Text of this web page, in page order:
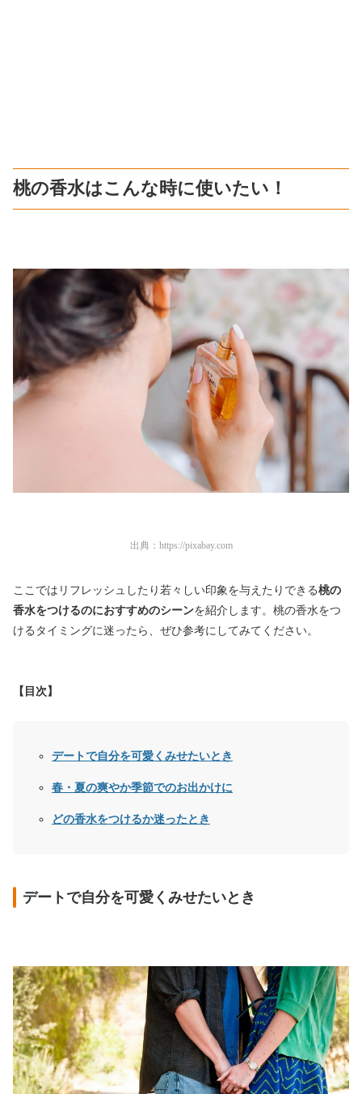
桃の香水はこんな時に使いたい！
出典： https://pixabay.com
ここではリフレッシュしたり若々しい印象を与えたりできる桃の
香水をつけるのにおすすめのシーンを紹介します。桃の香水をつ
けるタイミングに迷ったら、ぜひ参考にしてみてください。
【目次】
デートで自分を可愛くみせたいとき
春・夏の爽やか季節でのお出かけに
どの香水をつけるか迷ったとき
デートで自分を可愛くみせたいとき